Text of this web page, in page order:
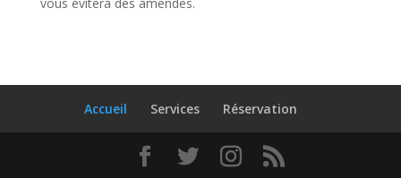
vous évitera des amendes.
Accueil Services Réservation